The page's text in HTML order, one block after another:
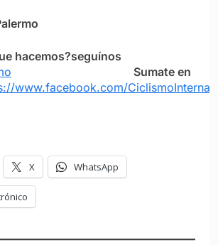
hacemos?seguínos
Sumate en
www.facebook.com/
X WhatsApp